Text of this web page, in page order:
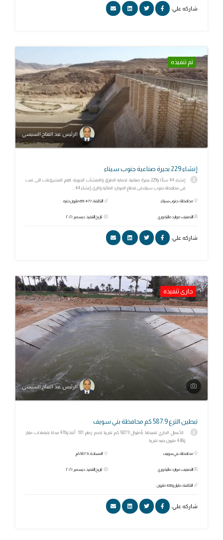
شاركه علي:
تم تنفيذه
الرئيس عبد الفتاح السيسي
إنشاء 229 بحيرة صناعية جنوب سيناء
إنشاء 44 سدًّا و229 بحيرة صناعية لحماية الطرق والمنشآت الحيوية. اهم المشروعات التى تمت
فى محافظة جنوب سيناء فى قطاع الموارد المائية والرى، إنشاء 44...
محافظة: جنوب سيناء
التصنيف: موارد مائية وري
التكلفة: 651.477 مليون جنيه.
تاريخ التنفيذ: ديسمبر ٢٠٢١
شاركه علي:
جارى تنفيذه
الرئيس عبد الفتاح السيسي
تبطين الترع 587.9 كم محافظة بني سويف
الأعمال الجاري تنفيذها بأطوال 587.9 كم تقريبا تخدم زمام 181 ألفا و470 فدانا باعتمادات مليار
و438 مليون جنيه تقريبا
محافظة: بني سويف
التصنيف: موارد مائية وري
التكلفة: مليار و438 مليون
المساحة: 587.9 كم
تاريخ التنفيذ: ديسمبر ٢٠٢١
شاركه علي: